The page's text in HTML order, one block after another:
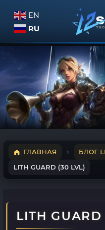
EN
RU
ГЛАВНАЯ
БЛОГ
LITH GUARD (30 LVL)
LITH